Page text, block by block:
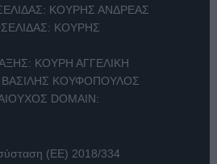
ΚΟΥΡΗΣ ΑΝΔΡΕΑΣ
ΚΟΥΡΗΣ
ΚΟΥΡΗ ΑΓΓΕΛΙΚΗ
ΚΟΥΦΟΠΟΥΛΟΣ
DOMAIN:
(ΕΕ) 2018/334